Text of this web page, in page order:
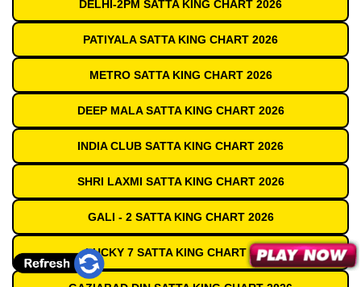
DELHI-2PM SATTA KING CHART 2026
PATIYALA SATTA KING CHART 2026
METRO SATTA KING CHART 2026
DEEP MALA SATTA KING CHART 2026
INDIA CLUB SATTA KING CHART 2026
SHRI LAXMI SATTA KING CHART 2026
GALI - 2 SATTA KING CHART 2026
LUCKY 7 SATTA KING CHART 2026